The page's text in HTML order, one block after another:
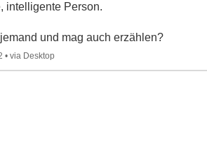
intelligente Person.
und mag auch erzählen?
•